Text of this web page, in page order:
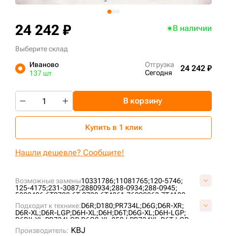
Возможные замены10331786;11081765;120-5746;
125-4175;231-3087;2880934;288-0934;288-0945;
5802406;6T0728;6T-0728;6T4861;76090863;7T4102;
A01060L0M00;
A1069H1M00;AT322779;CR5477; CR6088;
UF189C2T;UF189C4T;VA0106L0;VCR6088V;
Подходит к технике:D6R;D180;PR734L;D6G;D6R-XR;
D6R-XL;D6R-LGP;D6H-XL;D6H;D6T;D6G-XL;D6H-LGP;
D6RII-XL;PR734LGP;D6G2-XL;850J;PR734XL;D6T-LGP;
D6RDSIII;
D6H-XR;CASE2050M;
Производитель: KBJ
24 242 ₽ В наличии
Выберите склад
Иваново
137 шт
Отгрузка
Сегодня
24 242 ₽
В корзину
Купить в 1 клик
Нашли дешевле? Сообщите!